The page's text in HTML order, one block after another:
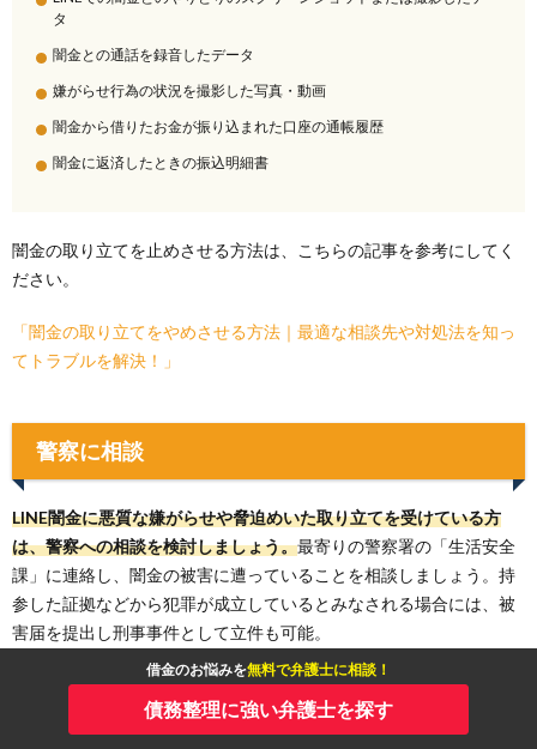
借金のお悩みを無料で弁護士に相談！
債務整理に強い弁護士を探す
タ
闇金との通話を録音したデータ
嫌がらせ行為の状況を撮影した写真・動画
闇金から借りたお金が振り込まれた口座の通帳履歴
闇金に返済したときの振込明細書
闇金の取り立てを止めさせる方法は、こちらの記事を参考にしてく
ださい。
「闇金の取り立てをやめさせる方法｜最適な相談先や対処法を知っ
てトラブルを解決！」
警察に相談
LINE闇金に悪質な嫌がらせや脅迫めいた取り立てを受けている方
は、警察への相談を検討しましょう。最寄りの警察署の「生活安全
課」に連絡し、闇金の被害に遭っていることを相談しましょう。持
参した証拠などから犯罪が成立しているとみなされる場合には、被
害届を提出し刑事事件として立件も可能。
ただし犯罪行為とみなされない場合や、深刻な実害が生じていない
場合には、単なる金銭トラブルと判断される恐れがあります。「民